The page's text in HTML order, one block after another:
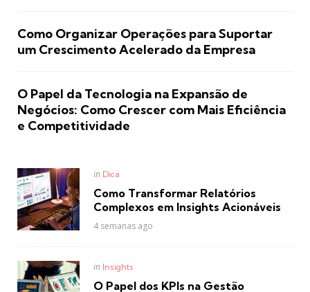
Como Organizar Operações para Suportar
um Crescimento Acelerado da Empresa
O Papel da Tecnologia na Expansão de
Negócios: Como Crescer com Mais Eficiência
e Competitividade
Posted
in Dica
Como Transformar Relatórios
Complexos em Insights Acionáveis
4 semanas ago
Posted
in Insights
O Papel dos KPIs na Gestão